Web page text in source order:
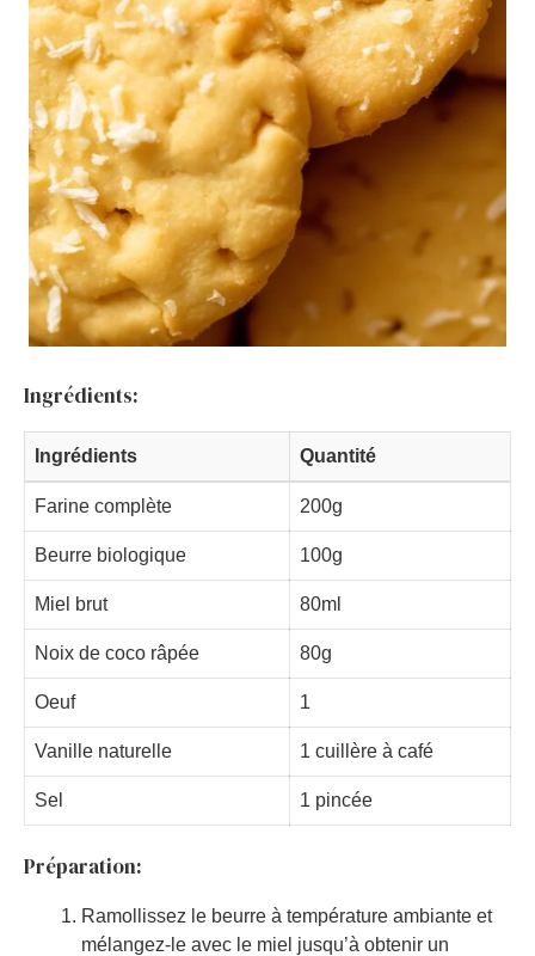
Ingrédients:
Ingrédients Quantité
Farine complète 200g
Beurre biologique 100g
Miel brut 80ml
Noix de coco râpée 80g
Oeuf 1
Vanille naturelle 1 cuillère à café
Sel 1 pincée
Préparation:
Ramollissez le beurre à température ambiante et
mélangez-le avec le miel jusqu’à obtenir un